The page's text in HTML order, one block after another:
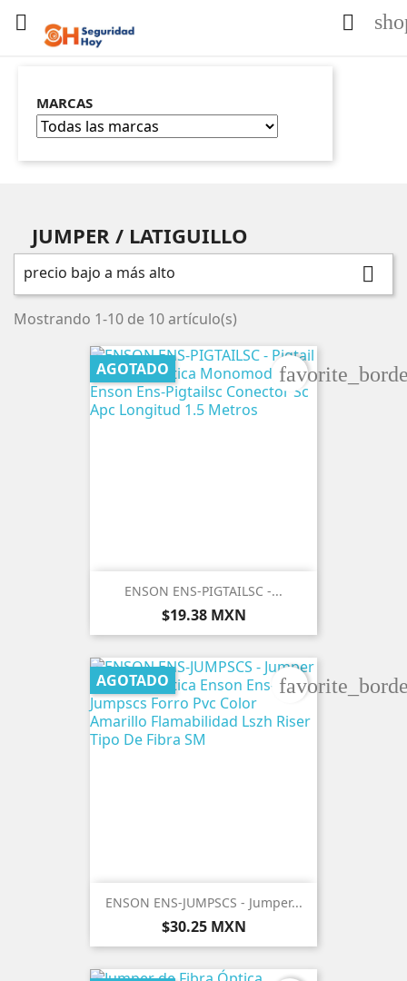
 
MARCAS
JUMPER / LATIGUILLO
precio bajo a más alto 
Mostrando 1-10 de 10 artículo(s)
ENSON ENS-PIGTAILSC -...
Precio
$19.38 MXN
AGOTADO
ENSON ENS-JUMPSCS - Jumper...
Precio
$30.25 MXN
AGOTADO